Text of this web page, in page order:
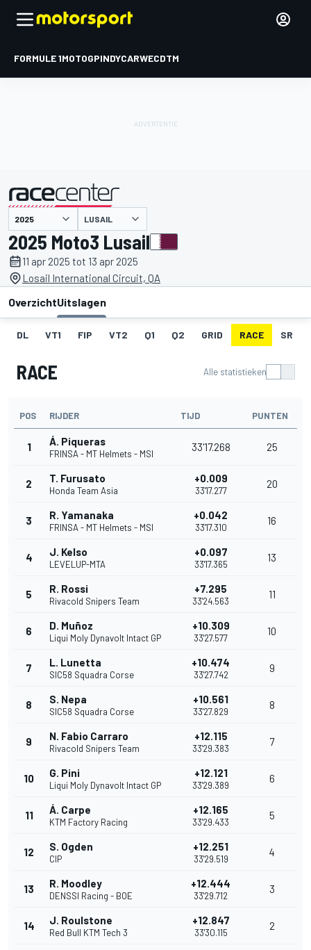
FORMULE 1MOTOGPINDYCARWECDTM
gepresenteerd door LUSAIL
2025 Moto3 Lusail
11 apr 2025 tot 13 apr 2025
Losail International Circuit, QA
OverzichtUitslagen
DL VT1 FIP VT2 Q1 Q2 GRID RACE SR
RACE Alle statistieken
POS RIJDER TIJD PUNTEN
1 Á. Piqueras
FRINSA - MT Helmets - MSI
33'17.268 25
2 T. Furusato
Honda Team Asia
+0.009
33'17.277
20
3 R. Yamanaka
FRINSA - MT Helmets - MSI
+0.042
33'17.310
16
4 J. Kelso
LEVELUP-MTA
+0.097
33'17.365
13
5 R. Rossi
Rivacold Snipers Team
+7.295
33'24.563
11
6 D. Muñoz
Liqui Moly Dynavolt Intact GP
+10.309
33'27.577
10
7 L. Lunetta
SIC58 Squadra Corse
+10.474
33'27.742
9
8 S. Nepa
SIC58 Squadra Corse
+10.561
33'27.829
8
9 N. Fabio Carraro
Rivacold Snipers Team
+12.115
33'29.383
7
10 G. Pini
Liqui Moly Dynavolt Intact GP
+12.121
33'29.389
6
11 Á. Carpe
KTM Factory Racing
+12.165
33'29.433
5
12 S. Ogden
CIP
+12.251
33'29.519
4
13 R. Moodley
DENSSI Racing - BOE
+12.444
33'29.712
3
14 J. Roulstone
Red Bull KTM Tech 3
+12.847
33'30.115
2